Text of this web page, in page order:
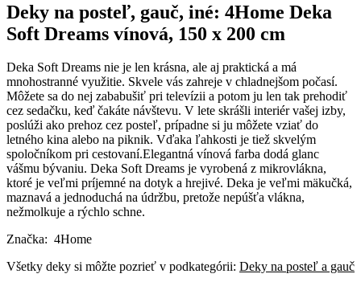
Deky na posteľ, gauč, iné: 4Home Deka
Soft Dreams vínová, 150 x 200 cm
Deka Soft Dreams nie je len krásna, ale aj praktická a má
mnohostranné využitie. Skvele vás zahreje v chladnejšom počasí.
Môžete sa do nej zababušiť pri televízii a potom ju len tak prehodiť
cez sedačku, keď čakáte návštevu. V lete skrášli interiér vašej izby,
poslúži ako prehoz cez posteľ, prípadne si ju môžete vziať do
letného kina alebo na piknik. Vďaka ľahkosti je tiež skvelým
spoločníkom pri cestovaní.Elegantná vínová farba dodá glanc
vášmu bývaniu. Deka Soft Dreams je vyrobená z mikrovlákna,
ktoré je veľmi príjemné na dotyk a hrejivé. Deka je veľmi mäkučká,
maznavá a jednoduchá na údržbu, pretože nepúšťa vlákna,
nežmolkuje a rýchlo schne.
Značka: 4Home
Všetky deky si môžte pozrieť v podkategórii: Deky na posteľ a gauč